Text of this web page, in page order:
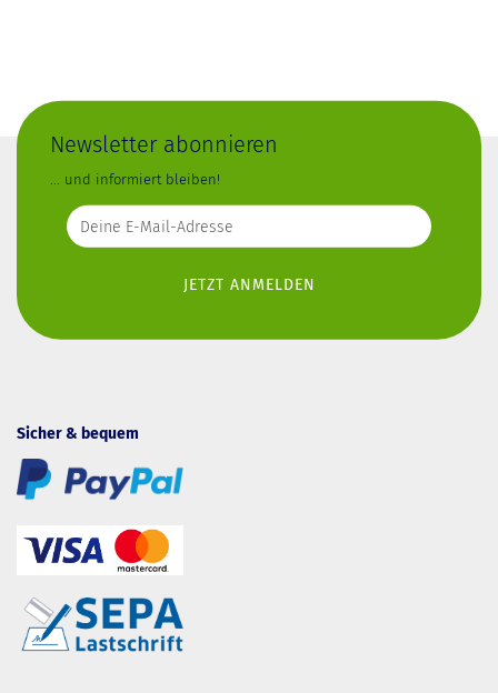
Newsletter abonnieren
... und informiert bleiben!
Sicher & bequem